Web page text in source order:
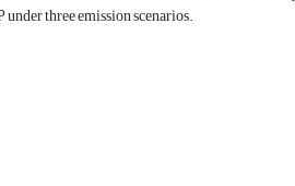
three emission scenarios.